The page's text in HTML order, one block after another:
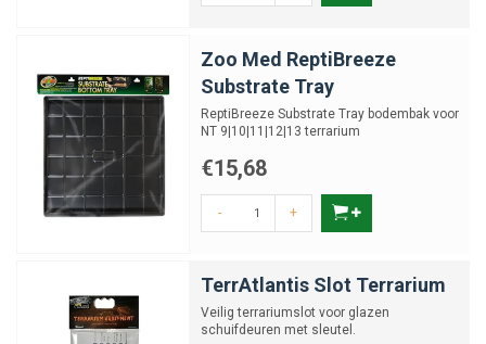
Zoo Med ReptiBreeze
Substrate Tray
ReptiBreeze Substrate Tray bodembak voor
NT 9|10|11|12|13 terrarium
€15,68
- +
TerrAtlantis Slot Terrarium
Veilig terrariumslot voor glazen
schuifdeuren met sleutel.